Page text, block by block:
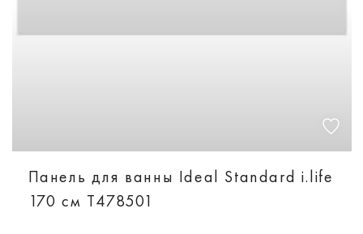
Панель для ванны Ideal Standard i.life
170 см T478501